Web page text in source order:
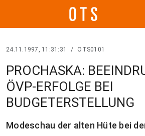
24.11.1997, 11:31:31 / OTS0101
PROCHASKA:
ÖVP-ERFOLGE BEI
BUDGETERSTELLUNG
Modeschau der alten Hüte bei